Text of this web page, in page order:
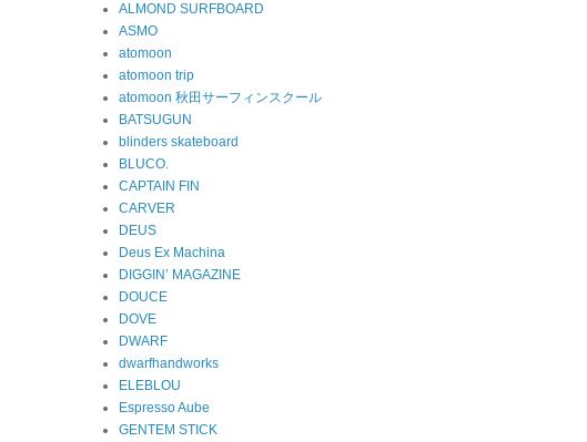
ALMOND SURFBOARD
ASMO
atomoon
atomoon trip
atomoon 秋田サーフィンスクール
BATSUGUN
blinders skateboard
BLUCO.
CAPTAIN FIN
CARVER
DEUS
Deus Ex Machina
DIGGIN’ MAGAZINE
DOUCE
DOVE
DWARF
dwarfhandworks
ELEBLOU
Espresso Aube
GENTEM STICK